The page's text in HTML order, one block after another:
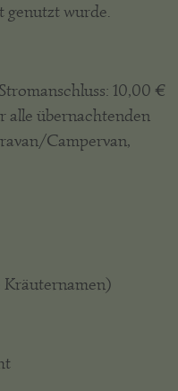
genutzt wurde.
10,00 €
alle übernachtenden
Campervan,
Kräuternamen)